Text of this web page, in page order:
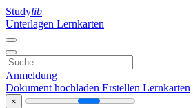
Studylib
Unterlagen Lernkarten
Anmeldung
Dokument hochladen Erstellen Lernkarten
×